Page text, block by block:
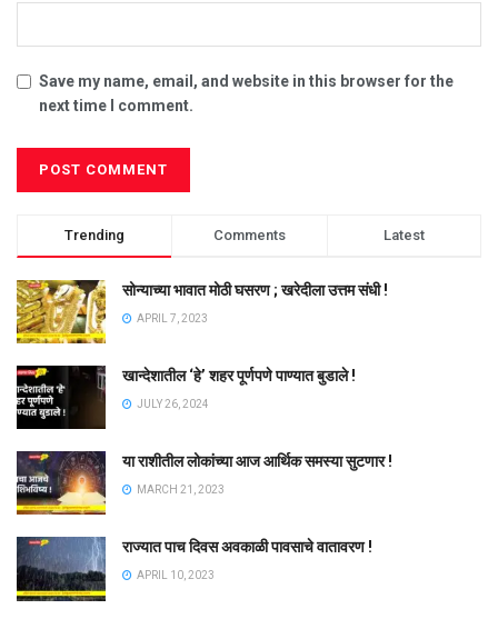
Save my name, email, and website in this browser for the
next time I comment.
Trending Comments Latest
सोन्याच्या भावात मोठी घसरण ; खरेदीला उत्तम संधी !
APRIL 7, 2023
खान्देशातील ‘हे’ शहर पूर्णपणे पाण्यात बुडाले !
JULY 26, 2024
या राशीतील लोकांच्या आज आर्थिक समस्या सुटणार !
MARCH 21, 2023
राज्यात पाच दिवस अवकाळी पावसाचे वातावरण !
APRIL 10, 2023